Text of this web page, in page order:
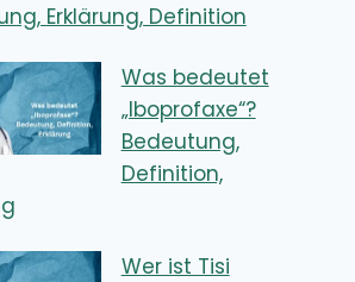
Erklärung, Definition
Was bedeutet
„Iboprofaxe“?
Bedeutung,
Definition,
Wer ist Tisi